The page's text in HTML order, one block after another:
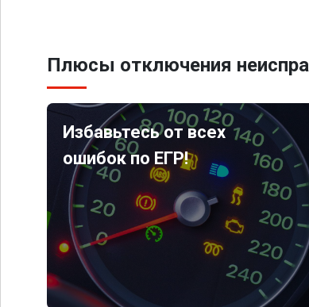
Плюсы отключения
Избавьтесь от всех
ошибок по ЕГР!